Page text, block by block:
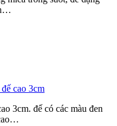
3cm. đế có các màu đen